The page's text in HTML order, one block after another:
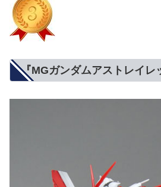
『MGガンダムアストレイレ